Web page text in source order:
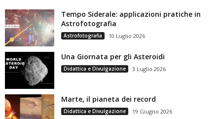
Tempo Siderale: applicazioni pratiche in
Astrofotografia
Astrofotografia 10 Luglio 2026
Una Giornata per gli Asteroidi
Didattica e Divulgazione 3 Luglio 2026
Marte, il pianeta dei record
Didattica e Divulgazione 19 Giugno 2026